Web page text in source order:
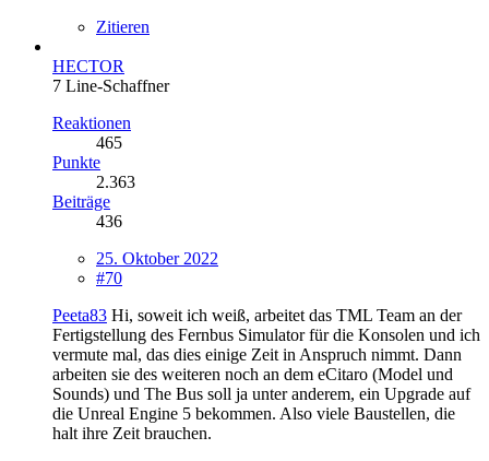
Zitieren
HECTOR
7 Line-Schaffner
Reaktionen
465
Punkte
2.363
Beiträge
436
25. Oktober 2022
#70
Peeta83 Hi, soweit ich weiß, arbeitet das TML Team an der
Fertigstellung des Fernbus Simulator für die Konsolen und ich
vermute mal, das dies einige Zeit in Anspruch nimmt. Dann
arbeiten sie des weiteren noch an dem eCitaro (Model und
Sounds) und The Bus soll ja unter anderem, ein Upgrade auf
die Unreal Engine 5 bekommen. Also viele Baustellen, die
halt ihre Zeit brauchen.